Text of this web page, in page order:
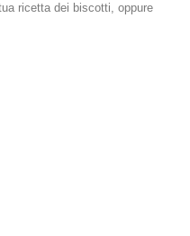
ricetta dei biscotti, oppure